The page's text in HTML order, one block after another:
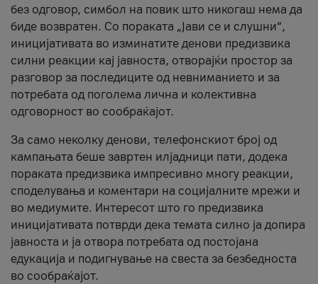
без одговор, симбол на повик што никогаш нема да
биде возвратен. Со пораката „Јави се и слушни“,
иницијативата во изминатите денови предизвика
силни реакции кај јавноста, отворајќи простор за
разговор за последиците од невниманието и за
потребата од поголема лична и колективна
одговорност во сообраќајот.
За само неколку денови, телефонскиот број од
кампањата беше завртен илјадници пати, додека
пораката предизвика импресивно многу реакции,
споделувања и коментари на социјалните мрежи и
во медиумите. Интересот што го предизвика
иницијативата потврди дека темата силно ја допира
јавноста и ја отвора потребата од постојана
едукација и подигнување на свеста за безбедноста
во сообраќајот.